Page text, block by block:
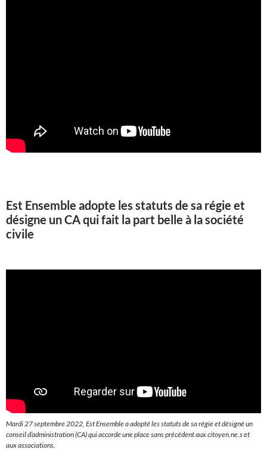
Est Ensemble adopte les statuts de sa régie et
désigne un CA qui fait la part belle à la société
civile
Mardi 27 septembre 2022, Est Ensemble a adopté les statuts de sa régie et désigné un
conseil d’administration (CA) qui accorde une place sans précédent aux citoyen.ne.s et
aux associations.